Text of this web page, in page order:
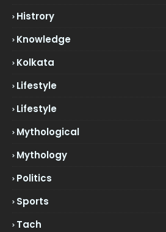
Histrory
Knowledge
Kolkata
Lifestyle
Lifestyle
Mythological
Mythology
Politics
Sports
Tach